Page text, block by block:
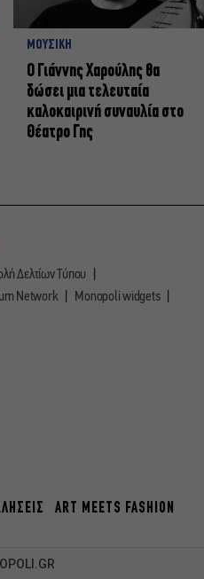
ΜΟΥΣΙΚΗ
Ο Γιάννης Χαρούλης θα
δώσει μια τελευταία
καλοκαιρινή συναυλία στο
Θέατρο Γης
Δελτίων Τύπου
Network
Monopoli widgets
ART MEETS FASHION